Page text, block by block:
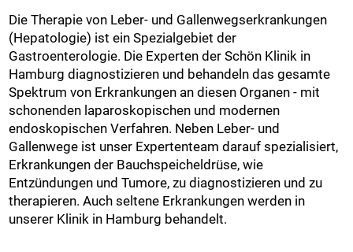
Die Therapie von Leber- und Gallenwegserkrankungen
(Hepatologie) ist ein Spezialgebiet der
Gastroenterologie. Die Experten der Schön Klinik in
Hamburg diagnostizieren und behandeln das gesamte
Spektrum von Erkrankungen an diesen Organen - mit
schonenden laparoskopischen und modernen
endoskopischen Verfahren. Neben Leber- und
Gallenwege ist unser Expertenteam darauf spezialisiert,
Erkrankungen der Bauchspeicheldrüse, wie
Entzündungen und Tumore, zu diagnostizieren und zu
therapieren. Auch seltene Erkrankungen werden in
unserer Klinik in Hamburg behandelt.